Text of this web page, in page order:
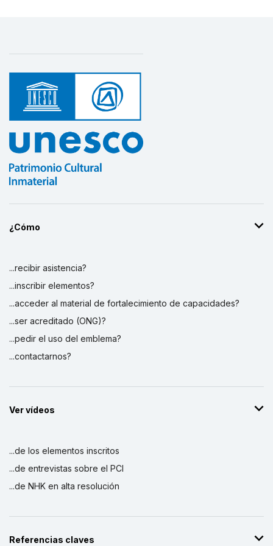
¿Cómo
...recibir asistencia?
...inscribir elementos?
...acceder al material de fortalecimiento de capacidades?
...ser acreditado (ONG)?
...pedir el uso del emblema?
...contactarnos?
Ver vídeos
...de los elementos inscritos
...de entrevistas sobre el PCI
...de NHK en alta resolución
Referencias claves